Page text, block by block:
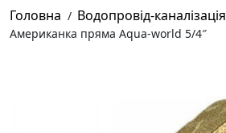
Головна / Водопровід-каналізація
Американка пряма Aqua-world 5/4″